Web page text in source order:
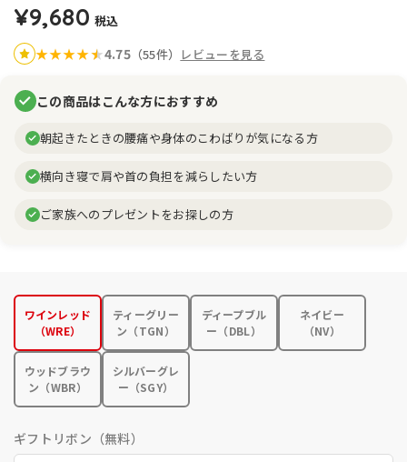
¥9,680 税込
★★★★★
★4.75（55件） レビューを見る
この商品はこんな方におすすめ
朝起きたときの腰痛や身体のこわばりが気になる方
横向き寝で肩や首の負担を減らしたい方
ご家族へのプレゼントをお探しの方
ワインレッド
（WRE）
ティーグリー
ン（TGN）
ディープブル
ー（DBL）
ネイビー
（NV）
ウッドブラウ
ン（WBR）
シルバーグレ
ー（SGY）
ギフトリボン（無料）